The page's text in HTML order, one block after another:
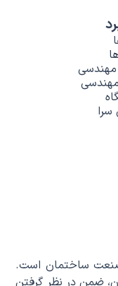
مهندسی
سرا
ساختمان است.